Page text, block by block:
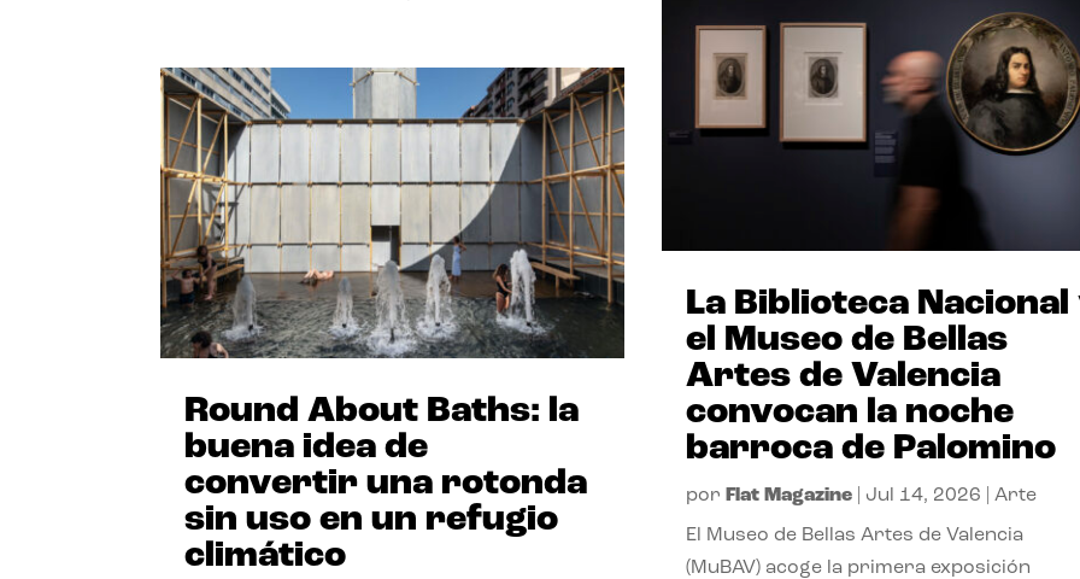
Round About Baths: la
buena idea de
convertir una rotonda
sin uso en un refugio
climático
La Biblioteca Nacional
el Museo de Bellas
Artes de Valencia
convocan la noche
barroca de Palomino
por Flat Magazine| Jul 14, 2026 Arte
El Museo de Bellas Artes de Valencia
(MuBAV) acoge la primera exposición